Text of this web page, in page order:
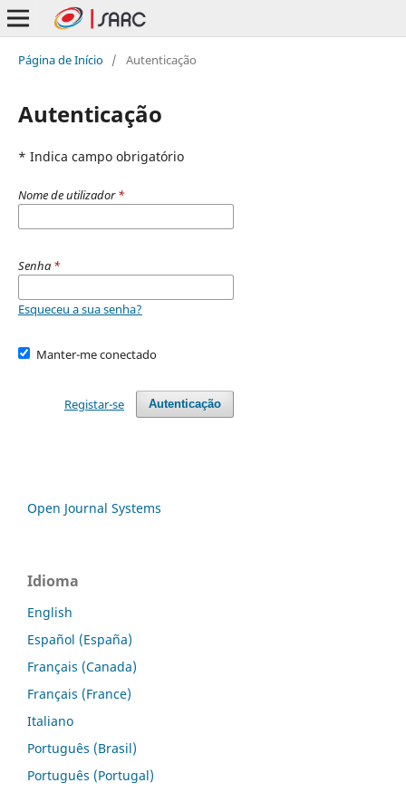
Página de Início / Autenticação
Autenticação
* Indica campo obrigatório
Nome de utilizador*
Senha *
Esqueceu a sua senha?
Manter-me conectado
Autenticação
Registar-se
Open Journal Systems
Idioma
English
Español (España)
Français (Canada)
Français (France)
Italiano
Português (Brasil)
Português (Portugal)